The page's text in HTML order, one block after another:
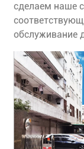
сделаем наше
обслуживание